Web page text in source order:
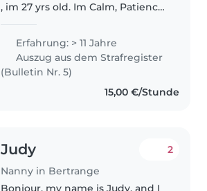
, im 27 yrs old. Im Calm, Patience,
English, Filipino, Icelandic,
Hiligaynon, Cebuano. Currently
learning in french...
Erfahrung: > 11 Jahre
Auszug aus dem Strafregister
(Bulletin Nr. 5)
15,00 €/Stunde
Judy
Nanny in Bertrange
2
Bonjour, my name is Judy, and I